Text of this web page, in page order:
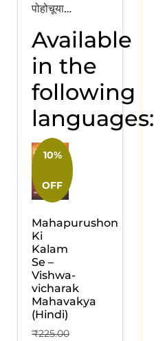
पोहोचूया…
Available
in the
following
languages:
10%
OFF
Mahapurushon
Ki
Kalam
Se –
Vishwa-
vicharak
Mahavakya
(Hindi)
₹225.00